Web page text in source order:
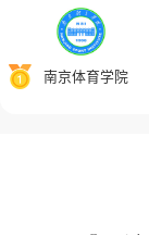
南京体育学院